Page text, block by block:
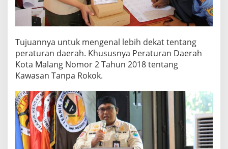
Tujuannya untuk mengenal lebih dekat tentang
peraturan daerah. Khususnya Peraturan Daerah
Kota Malang Nomor 2 Tahun 2018 tentang
Kawasan Tanpa Rokok.